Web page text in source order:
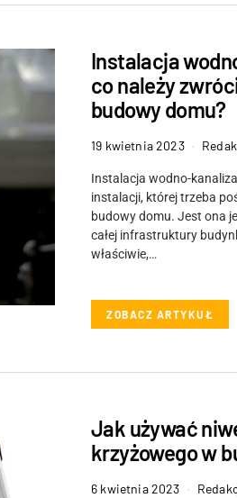
Instalacja
co należy
budowy domu?
19 kwietnia 2023
Instalacja wodno-
instalacji, której trzeba
budowy domu. Jest ona
całej infrastruktury
właściwie,…
ZOBACZ ARTYKUŁ
Jak używać
krzyżowego w
6 kwietnia 2023